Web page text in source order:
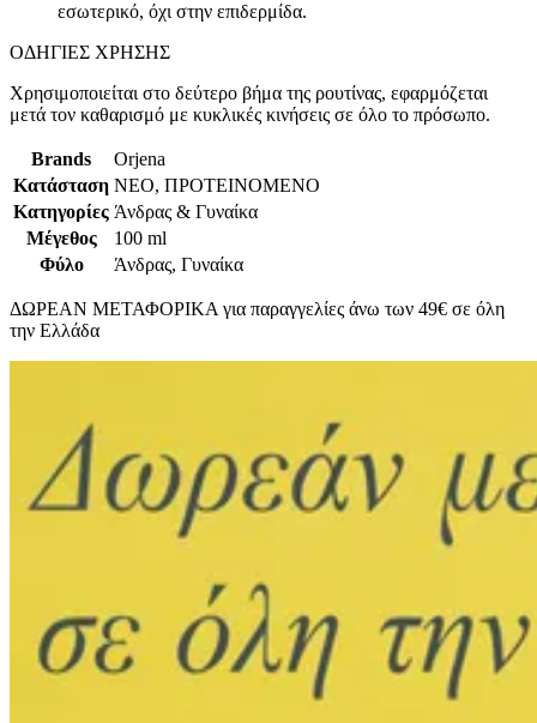
εσωτερικό, όχι στην επιδερμίδα.
ΟΔΗΓΙΕΣ ΧΡΗΣΗΣ
Χρησιμοποιείται στο δεύτερο βήμα της ρουτίνας, εφαρμόζεται
μετά τον καθαρισμό με κυκλικές κινήσεις σε όλο το πρόσωπο.
Brands
Orjena
Κατάσταση ΝΕΟ, ΠΡΟΤΕΙΝΟΜΕΝΟ
Κατηγορίες Άνδρας & Γυναίκα
Μέγεθος
100 ml
Φύλο
Άνδρας, Γυναίκα
ΔΩΡΕΑΝ ΜΕΤΑΦΟΡΙΚΑ για παραγγελίες άνω των 49€ σε όλη
την Ελλάδα